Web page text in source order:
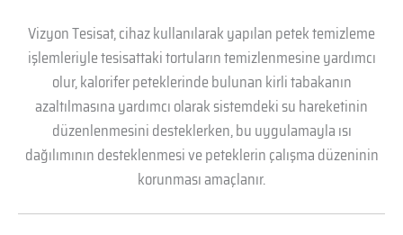
Vizyon Tesisat, cihaz kullanılarak yapılan petek temizleme
işlemleriyle tesisattaki tortuların temizlenmesine yardımcı
olur, kalorifer peteklerinde bulunan kirli tabakanın
azaltılmasına yardımcı olarak sistemdeki su hareketinin
düzenlenmesini desteklerken, bu uygulamayla ısı
dağılımının desteklenmesi ve peteklerin çalışma düzeninin
korunması amaçlanır.